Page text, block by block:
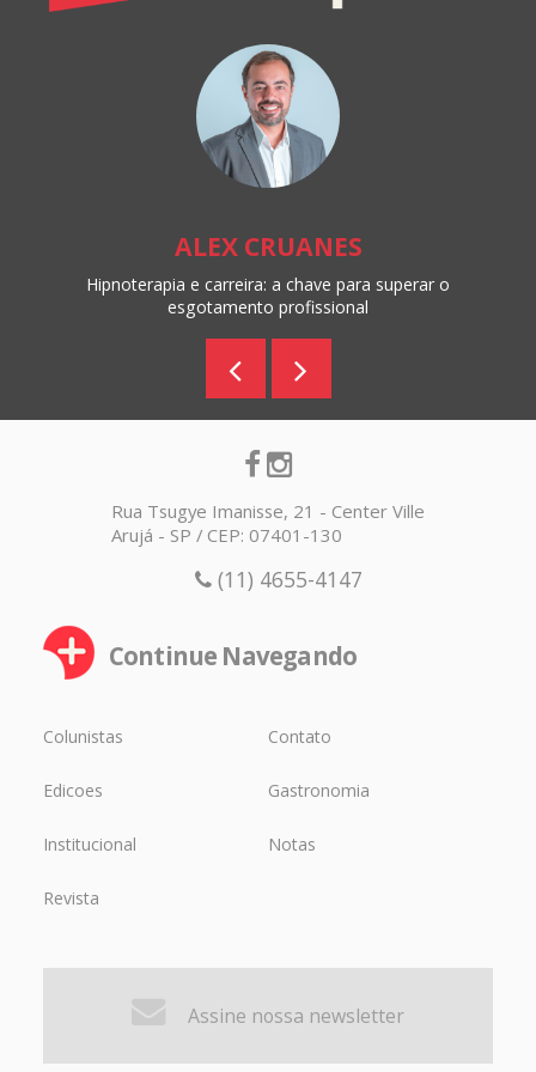
ALEX CRUANES
Hipnoterapia e carreira: a chave para superar o
esgotamento profissional
Rua Tsugye Imanisse, 21 - Center Ville
Arujá - SP / CEP: 07401-130
(11) 4655-4147
Continue Navegando
Colunistas Contato
Edicoes Gastronomia
Institucional Notas
Revista
Assine nossa newsletter